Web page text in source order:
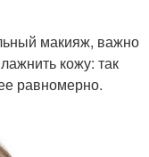
макияж, важно
кожу: так
равномерно.